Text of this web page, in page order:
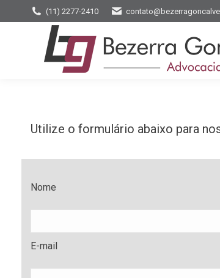
(11) 2277-2410
Utilize o formulário abaixo para
Nome
E-mail